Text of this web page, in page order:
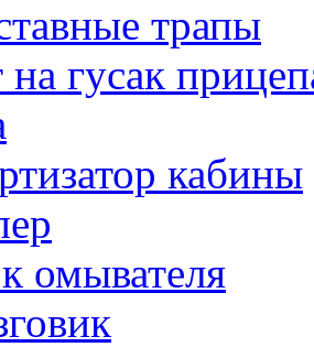
трапы
на гусак
кабины
омывателя